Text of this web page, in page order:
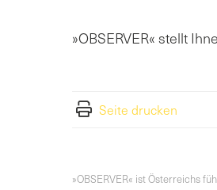
»OBSERVER« stellt
Seite drucken
»OBSERVER« ist Österreichs